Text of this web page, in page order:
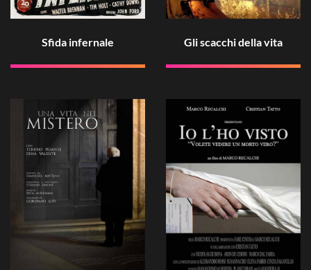
Sfida infernale Gli scacchi della vita